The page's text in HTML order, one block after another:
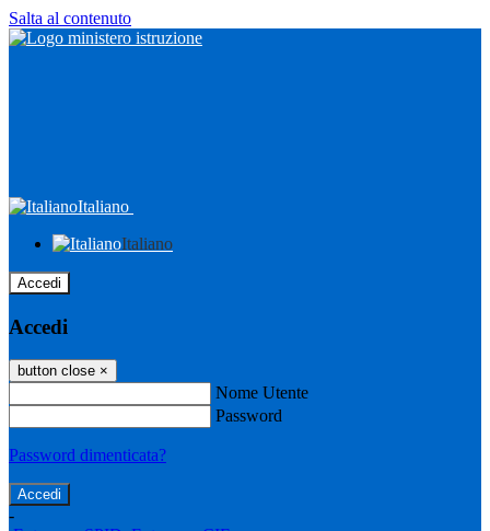
Salta al contenuto
Italiano
Italiano
Accedi
Accedi
button close ×
Nome Utente
Password
Password dimenticata?
-